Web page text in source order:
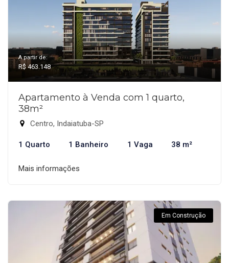
A partir de:
R$ 463.148
Apartamento à Venda com 1 quarto,
38m²
Centro, Indaiatuba-SP
1 Quarto 1 Banheiro 1 Vaga 38 m²
Mais informações
Em Construção